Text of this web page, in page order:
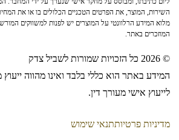
השירות, המוצר, את הפרטים הטכניים הכלולים בו או את
מלוא המידע הרלוונטי על המוצרים יש לפנות למשווקים
המוזכרים באתר.
© 2026 כל הזכויות שמורות לשביל צדק
המידע באתר הוא כללי בלבד ואינו מהווה
לייעוץ אישי מעורך דין.
מדיניות פרטיותתנאי שימוש